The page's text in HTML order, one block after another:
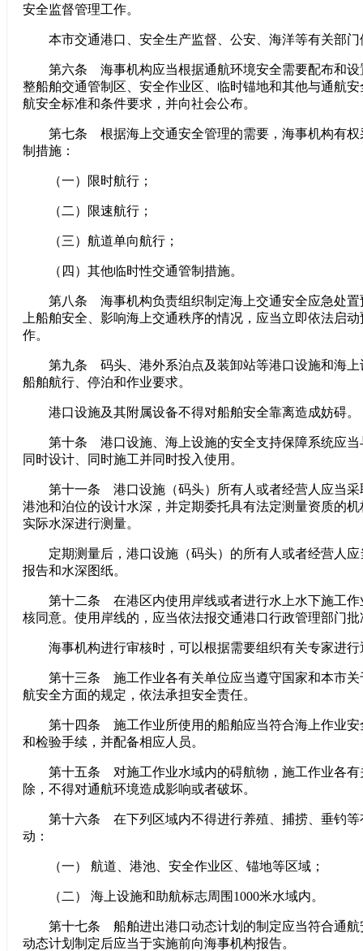
安全监督管理工作。
本市交通港口、安全生产监督、公安、海洋等有关部门
第六条 海事机构应当根据通航环境安全需要配布和设
整船舶交通管制区、安全作业区、临时锚地和其他与通航
航安全标准和条件要求，并向社会公布。
第七条 根据海上交通安全管理的需要，海事机构有权
制措施：
（一）限时航行；
（二）限速航行；
（三）航道单向航行；
（四）其他临时性交通管制措施。
第八条 海事机构负责组织制定海上交通安全应急处置
上船舶安全、影响海上交通秩序的情况，应当立即依法启
作。
第九条 码头、港外系泊点及装卸站等港口设施和海上
船舶航行、停泊和作业要求。
港口设施及其附属设备不得对船舶安全靠离造成妨碍。
第十条 港口设施、海上设施的安全支持保障系统应当
同时设计、同时施工并同时投入使用。
第十一条 港口设施（码头）所有人或者经营人应当采
港池和泊位的设计水深，并定期委托具有法定测量资质的
实际水深进行测量。
定期测量后，港口设施（码头）的所有人或者经营人应
报告和水深图纸。
第十二条 在港区内使用岸线或者进行水上水下施工作
核同意。使用岸线的，应当依法报交通港口行政管理部门批
海事机构进行审核时，可以根据需要组织有关专家进行
第十三条 施工作业各有关单位应当遵守国家和本市关
航安全方面的规定，依法承担安全责任。
第十四条 施工作业所使用的船舶应当符合海上作业安
和检验手续，并配备相应人员。
第十五条 对施工作业水域内的碍航物，施工作业各有
除，不得对通航环境造成影响或者破坏。
第十六条 在下列区域内不得进行养殖、捕捞、垂钓等
动：
（一） 航道、港池、安全作业区、锚地等区域；
（二） 海上设施和助航标志周围1000米水域内。
第十七条 船舶进出港口动态计划的制定应当符合通航
动态计划制定后应当于实施前向海事机构报告。